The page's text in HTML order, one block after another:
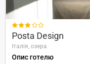

Posta Design
Італія, озера
Опис готелю